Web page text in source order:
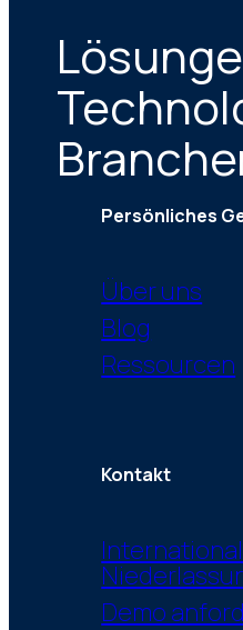
Persönliches
Über uns
Blog
Ressourcen
Kontakt
Demo